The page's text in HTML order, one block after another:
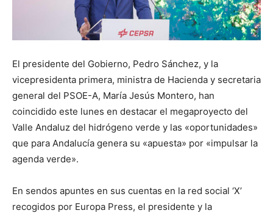
El presidente del Gobierno, Pedro Sánchez, y la
vicepresidenta primera, ministra de Hacienda y secretaria
general del PSOE-A, María Jesús Montero, han
coincidido este lunes en destacar el megaproyecto del
Valle Andaluz del hidrógeno verde y las «oportunidades»
que para Andalucía genera su «apuesta» por «impulsar la
agenda verde».
En sendos apuntes en sus cuentas en la red social ‘X’
recogidos por Europa Press, el presidente y la